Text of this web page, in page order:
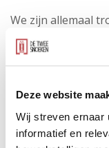
Deze website
Wij streven ernaar
informatief en
We zijn allemaal
betaalbaar en
van energielabel
De nieuwbouw